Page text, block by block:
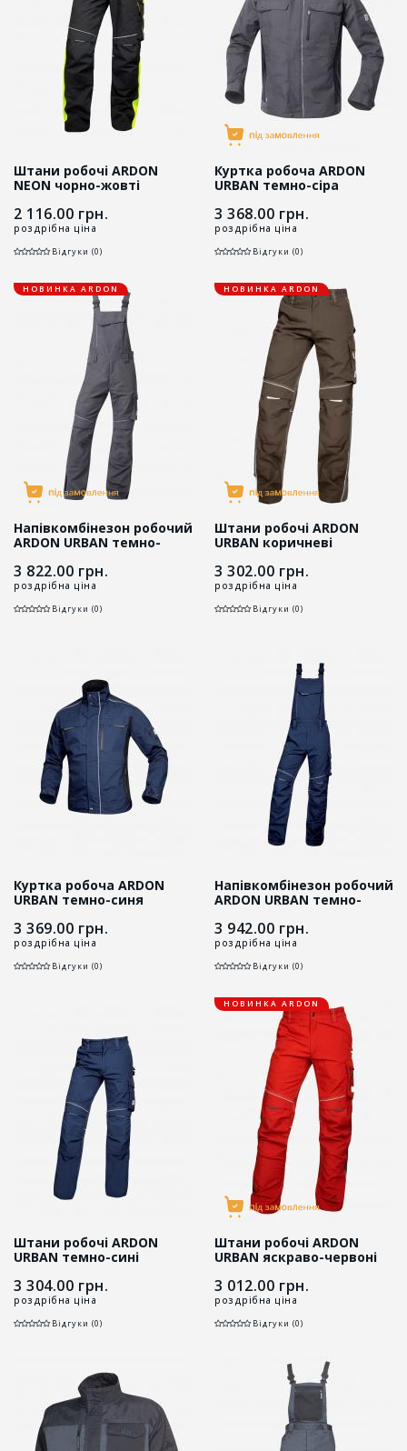
Штани робочі ARDON
NEON чорно-жовті
2 116.00 грн.
роздрібна ціна
Відгуки (0)
Куртка робоча ARDON
URBAN темно-сіра
3 368.00 грн.
роздрібна ціна
Відгуки (0)
НОВИНКА ARDON
Напівкомбінезон робочий
ARDON URBAN темно-
3 822.00 грн.
роздрібна ціна
Відгуки (0)
НОВИНКА ARDON
Штани робочі ARDON
URBAN коричневі
3 302.00 грн.
роздрібна ціна
Відгуки (0)
Куртка робоча ARDON
URBAN темно-синя
3 369.00 грн.
роздрібна ціна
Відгуки (0)
Напівкомбінезон робочий
ARDON URBAN темно-
3 942.00 грн.
роздрібна ціна
Відгуки (0)
Штани робочі ARDON
URBAN темно-сині
3 304.00 грн.
роздрібна ціна
Відгуки (0)
НОВИНКА ARDON
Штани робочі ARDON
URBAN яскраво-червоні
3 012.00 грн.
роздрібна ціна
Відгуки (0)